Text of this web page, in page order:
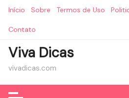
Início Sobre Termos de Uso
Contato
Viva Dicas
vivadicas.com